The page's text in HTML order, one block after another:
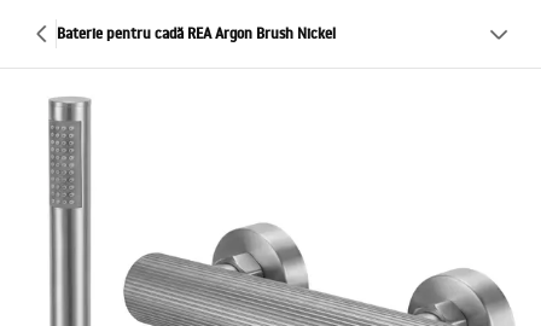
Baterie pentru cadă REA Argon Brush Nickel